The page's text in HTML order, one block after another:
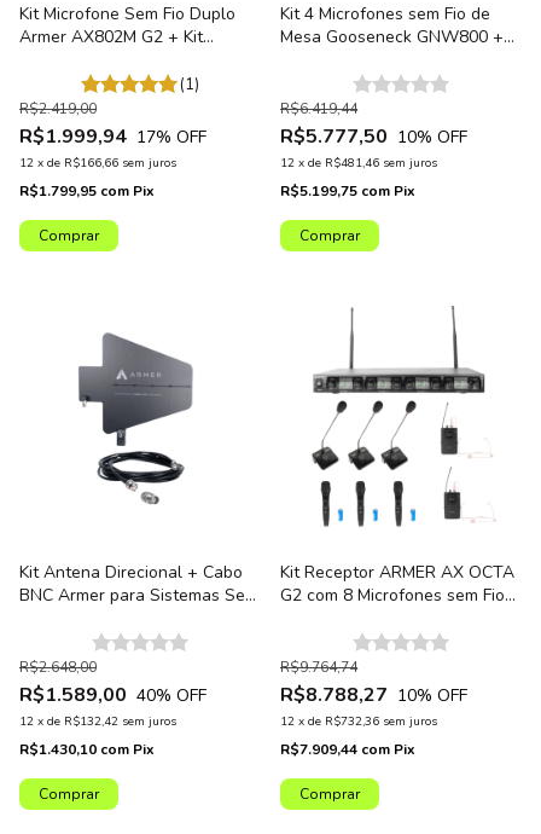
Kit Microfone Sem Fio Duplo
Armer AX802M G2 + Kit
(1)
R$1.999,94
R$2.419,00
17% OFF
12 x de R$166,66 sem juros
R$1.799,95 com Pix
Kit 4 Microfones sem Fio de
Mesa Gooseneck GNW800 +
para Conferência Plenário
R$5.777,50
R$6.419,44
10% OFF
12 x de R$481,46 sem juros
R$5.199,75 com Pix
Kit Antena Direcional + Cabo
BNC Armer para Sistemas Sem
R$1.589,00
R$2.648,00
40% OFF
12 x de R$132,42 sem juros
R$1.430,10 com Pix
Kit Receptor ARMER AX OCTA
G2 com 8 Microfones sem Fio
R$8.788,27
R$9.764,74
10% OFF
12 x de R$732,36 sem juros
R$7.909,44 com Pix